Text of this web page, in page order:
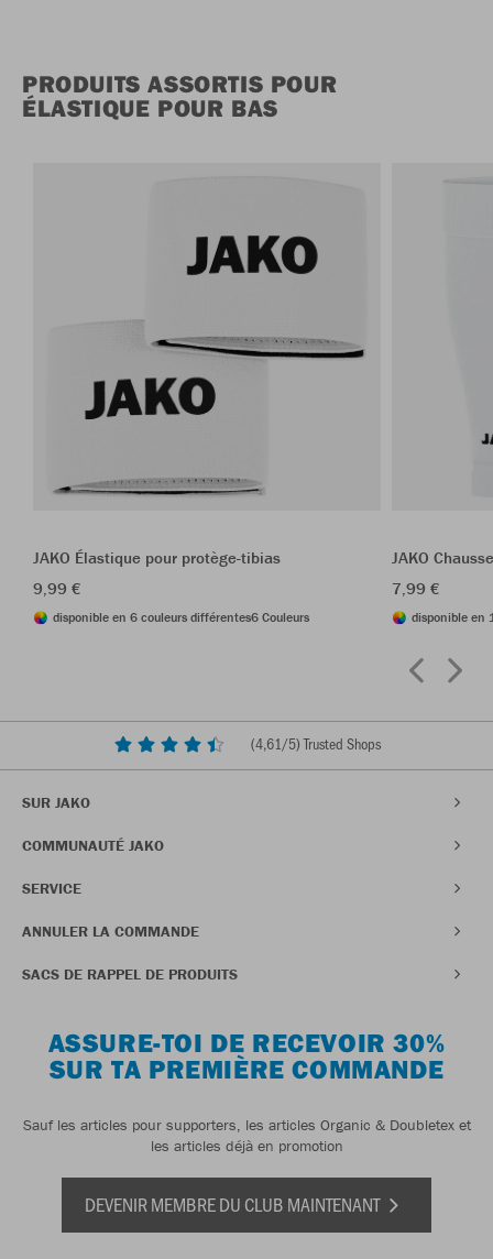
PRODUITS ASSORTIS POUR
ÉLASTIQUE POUR BAS
JAKO Élastique pour protège-tibias
9,99 €
disponible en 6 couleurs différentes6 Couleurs
JAKO
7,99 €
disponible en
(4,61/5) Trusted Shops
SUR JAKO
COMMUNAUTÉ JAKO
SERVICE
ANNULER LA COMMANDE
SACS DE RAPPEL DE PRODUITS
ASSURE-TOI DE RECEVOIR 30%
SUR TA PREMIÈRE COMMANDE
Sauf les articles pour supporters, les articles Organic & Doubletex et
les articles déjà en promotion
DEVENIR MEMBRE DU CLUB MAINTENANT